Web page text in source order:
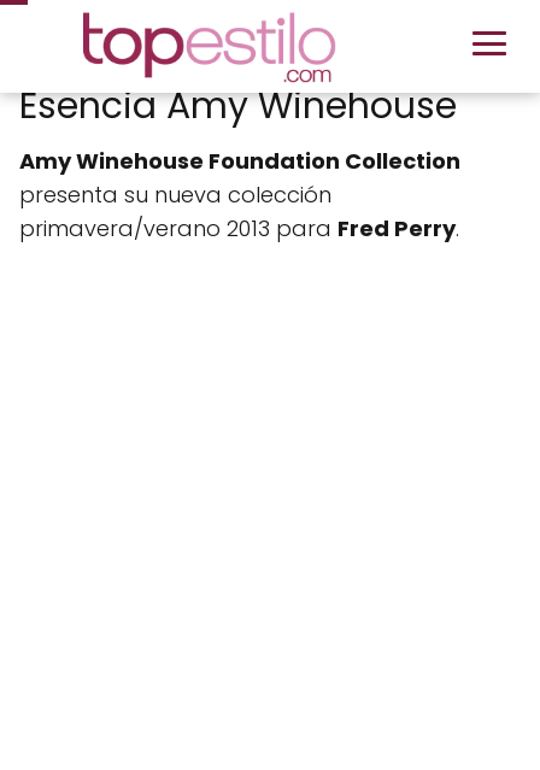
Esencia Amy Winehouse
Amy Winehouse Foundation Collection
presenta su nueva colección
primavera/verano 2013 para Fred Perry.